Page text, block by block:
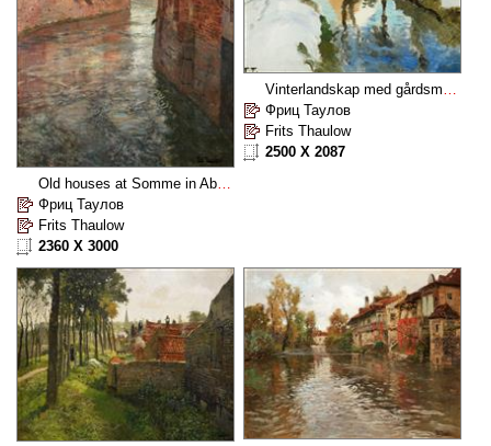
Фриц Таулов
Frits Thaulow
2360 X 3000
Фриц Таулов
Frits Thaulow
2500 X 2087